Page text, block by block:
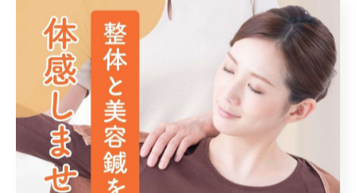
骨による手技療法が中心です。鍼灸で筋肉の緊張を緩
め、血流を促進し、整骨で骨格や姿勢のバランスを整え
ます。施術後は、日常生活で気を付けるべき姿勢やセル
フケアのアドバイスも受けられるため、再発予防にもつ
ながります。
施術の流れとしては「相談→評価→施術→アフターフォ
ロー」のステップで進みます。初めての方でも不安なく